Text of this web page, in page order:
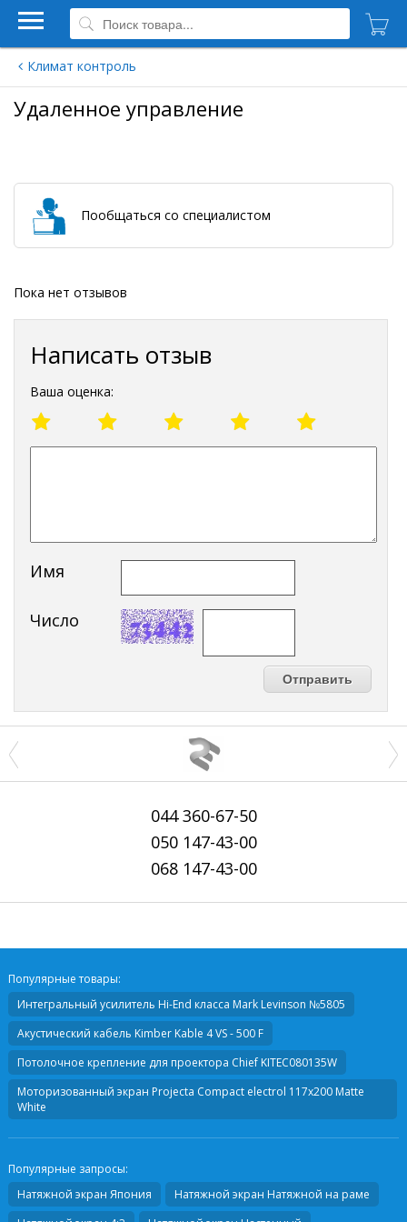
Климат контроль
Удаленное управление
Пообщаться со специалистом
Пока нет отзывов
Написать отзыв
Ваша оценка:
Имя
Число
044360-67-50
050147-43-00
068147-43-00
Популярные товары:
Интегральный усилитель Hi-End класса Mark Levinson №5805
Акустический кабель Kimber Kable 4 VS - 500 F
Потолочное крепление для проектора Chief KITEC080135W
Моторизованный экран Projecta Compact electrol 117x200 Matte
White
Популярные запросы:
Натяжной экран Япония
Натяжной экран Натяжной на раме